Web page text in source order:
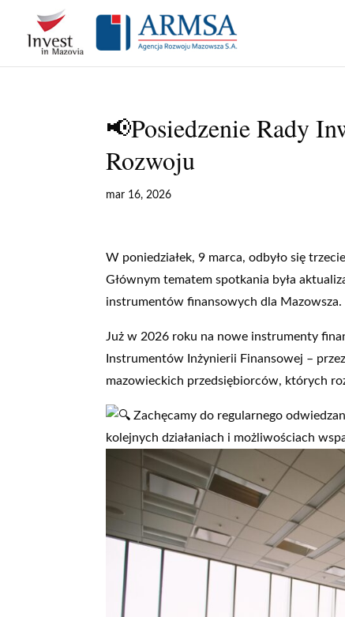
content
📢Posiedzenie Rady
Rozwoju
mar 16, 2026
W poniedziałek, 9 marca, odbyło się
Głównym tematem spotkania była
instrumentów finansowych dla
Już w 2026 roku na nowe instrumenty
Instrumentów Inżynierii Finansowej –
mazowieckich przedsiębiorców, których
Zachęcamy do regularnego
kolejnych działaniach i możliwościach